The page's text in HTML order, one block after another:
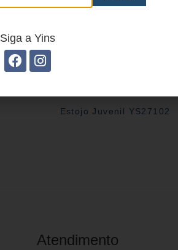
Estojo Juvenil YS27102
Atendimento
Siga a Yins